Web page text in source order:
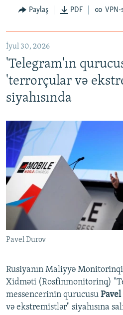
Paylaş PDF VPN-
İyul 30, 2026
'Telegram'ın
'terrorçular və
siyahısında
Pavel Durov
Rusiyanın Maliyyə
Xidməti (Rosfinmonitorinq)
messencerinin qurucusu
və ekstremistlər" siyahısına